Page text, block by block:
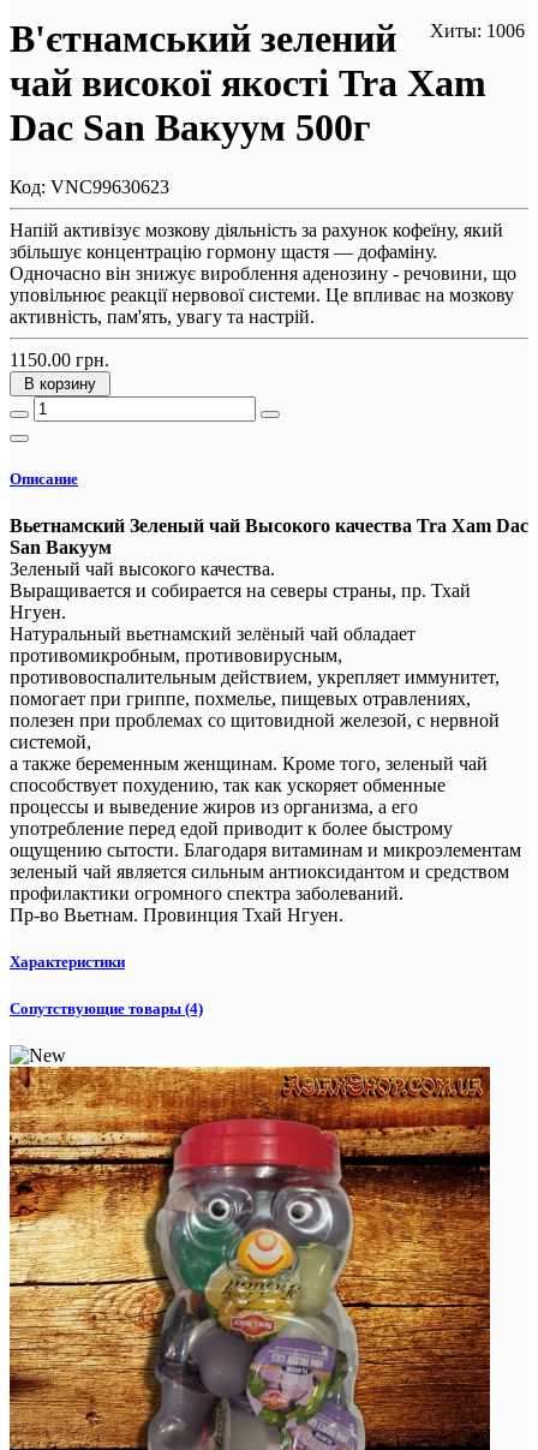
Хиты: 1006
В'єтнамський зелений
чай високої якості Tra Xam
Dac San Вакуум 500г
Код: VNC99630623
Напій активізує мозкову діяльність за рахунок кофеїну, який
збільшує концентрацію гормону щастя — дофаміну.
Одночасно він знижує вироблення аденозину - речовини, що
уповільнює реакції нервової системи. Це впливає на мозкову
активність, пам'ять, увагу та настрій.
1150.00 грн.
В корзину
Описание
Вьетнамский Зеленый чай Высокого качества Tra Xam Dac
San Вакуум
Зеленый чай высокого качества.
Выращивается и собирается на северы страны, пр. Тхай
Нгуен.
Натуральный вьетнамский зелёный чай обладает
противомикробным, противовирусным,
противовоспалительным действием, укрепляет иммунитет,
помогает при гриппе, похмелье, пищевых отравлениях,
полезен при проблемах со щитовидной железой, с нервной
системой,
а также беременным женщинам. Кроме того, зеленый чай
способствует похудению, так как ускоряет обменные
процессы и выведение жиров из организма, а его
употребление перед едой приводит к более быстрому
ощущению сытости. Благодаря витаминам и микроэлементам
зеленый чай является сильным антиоксидантом и средством
профилактики огромного спектра заболеваний.
Пр-во Вьетнам. Провинция Тхай Нгуен.
Характеристики
Сопутствующие товары (4)